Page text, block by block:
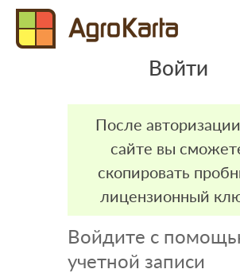
Войти
После
сайте вы
скопировать
лицензионный
Войдите с
учетной записи